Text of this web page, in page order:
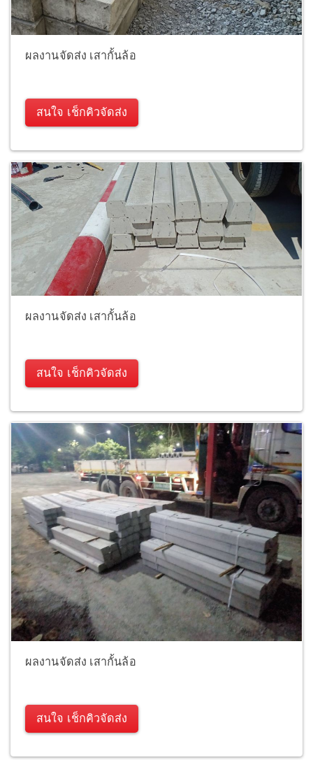
ผลงานจัดส่ง เสากั้นล้อ
สนใจ เช็กคิวจัดส่ง
ผลงานจัดส่ง เสากั้นล้อ
สนใจ เช็กคิวจัดส่ง
ผลงานจัดส่ง เสากั้นล้อ
สนใจ เช็กคิวจัดส่ง